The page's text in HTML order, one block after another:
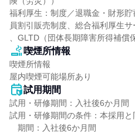
福利厚生：制度／退職金・財形
員割引販売制度、総合福利厚生サ
、GLTD（団体長期障害所得補償
喫煙所情報
喫煙所情報
屋内喫煙可能場所あり
試用期間
試用・研修期間：入社後6か月間
試用・研修期間の条件：本採用と
期間：入社後6か月間